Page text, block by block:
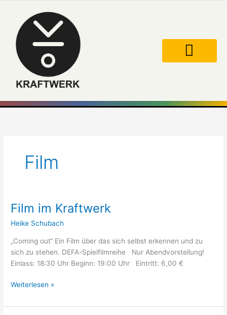
springen
Film
Film im Kraftwerk
Heike Schubach
„Coming out“ Ein Film über das sich selbst erkennen und zu
sich zu stehen. DEFA-Spielfilmreihe Nur Abendvorstellung!
Einlass: 18:30 Uhr Beginn: 19:00 Uhr Eintritt: 6,00 €
Film
Kraftwerk
Weiterlesen »